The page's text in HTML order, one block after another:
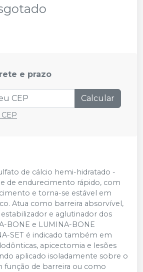
e prazo
Calcular
de cálcio hemi-hidratado -
de endurecimento rápido, com
e torna-se estável em
Atua como barreira absorvível,
e aglutinador dos
BONE e LUMINA-BONE
SET é indicado também em
apicectomia e lesões
aplicado isoladamente sobre o
função de barreira ou como